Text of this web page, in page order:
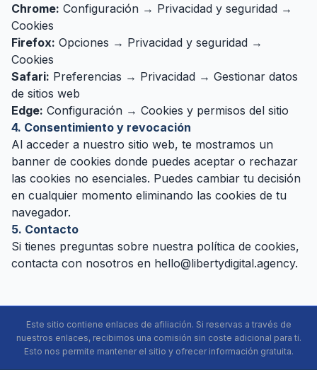
Chrome: Configuración → Privacidad y seguridad →
Cookies
Firefox: Opciones → Privacidad y seguridad →
Cookies
Safari: Preferencias → Privacidad → Gestionar datos
de sitios web
Edge: Configuración → Cookies y permisos del sitio
4. Consentimiento y revocación
Al acceder a nuestro sitio web, te mostramos un
banner de cookies donde puedes aceptar o rechazar
las cookies no esenciales. Puedes cambiar tu decisión
en cualquier momento eliminando las cookies de tu
navegador.
5. Contacto
Si tienes preguntas sobre nuestra política de cookies,
contacta con nosotros en hello@libertydigital.agency.
Este sitio contiene enlaces de afiliación. Si reservas a través de
nuestros enlaces, recibimos una comisión sin coste adicional para ti.
Esto nos permite mantener el sitio y ofrecer información gratuita.